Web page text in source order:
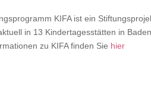
KIFA ist ein
in 13 Kindertagesstätten in
zu KIFA finden Sie hier